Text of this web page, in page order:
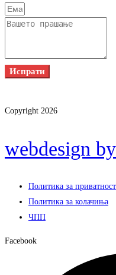
Испрати
Copyright 2026
webdesign
Политика за приватност
Политика за колачиња
ЧПП
Facebook